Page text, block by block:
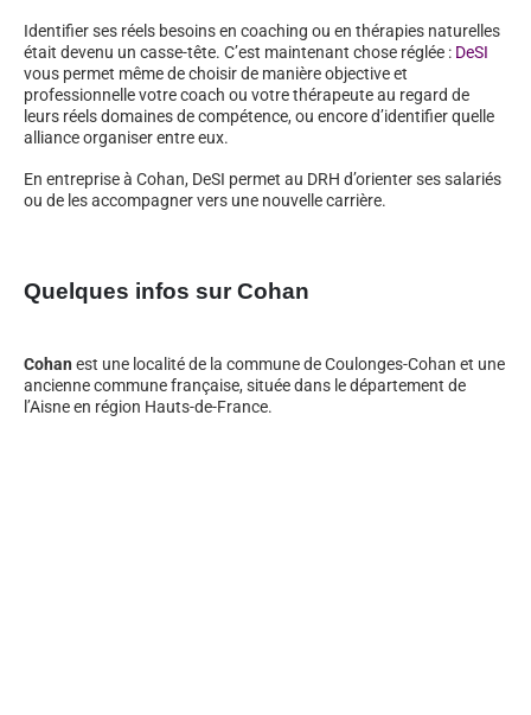
Identifier ses réels besoins en coaching ou en thérapies naturelles
était devenu un casse-tête. C’est maintenant chose réglée : DeSI
vous permet même de choisir de manière objective et
professionnelle votre coach ou votre thérapeute au regard de
leurs réels domaines de compétence, ou encore d’identifier quelle
alliance organiser entre eux.
En entreprise à Cohan, DeSI permet au DRH d’orienter ses salariés
ou de les accompagner vers une nouvelle carrière.
Quelques infos sur Cohan
Cohan est une localité de la commune de Coulonges-Cohan et une
ancienne commune française, située dans le département de
l’Aisne en région Hauts-de-France.